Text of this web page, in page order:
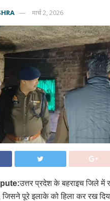
मार्च 2, 2026
उत्तर प्रदेश के बहराइच जिले में
जिसने पूरे इलाके को हिला कर रख